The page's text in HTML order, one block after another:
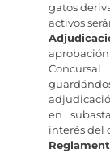
gatos
activos
en
interés del